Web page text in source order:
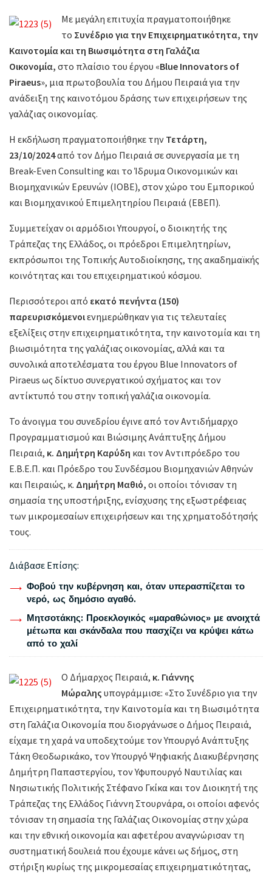
Με μεγάλη επιτυχία πραγματοποιήθηκε
το Συνέδριο για την Επιχειρηματικότητα, την
Καινοτομία και τη Βιωσιμότητα στη Γαλάζια
Οικονομία, στο πλαίσιο του έργου «Blue Innovators of
Piraeus», μια πρωτοβουλία του Δήμου Πειραιά για την
ανάδειξη της καινοτόμου δράσης των επιχειρήσεων της
γαλάζιας οικονομίας.
Η εκδήλωση πραγματοποιήθηκε την Τετάρτη,
23/10/2024από τον Δήμο Πειραιά σε συνεργασία με τη
Break-Even Consulting και το Ίδρυμα Οικονομικών και
Βιομηχανικών Ερευνών (ΙΟΒΕ), στον χώρο του Εμπορικού
και Βιομηχανικού Επιμελητηρίου Πειραιά (ΕΒΕΠ).
Συμμετείχαν οι αρμόδιοι Υπουργοί, ο διοικητής της
Τράπεζας της Ελλάδος, οι πρόεδροι Επιμελητηρίων,
εκπρόσωποι της Τοπικής Αυτοδιοίκησης, της ακαδημαϊκής
κοινότητας και του επιχειρηματικού κόσμου.
Περισσότεροι από εκατό πενήντα (150)
παρευρισκόμενοιενημερώθηκαν για τις τελευταίες
εξελίξεις στην επιχειρηματικότητα, την καινοτομία και τη
βιωσιμότητα της γαλάζιας οικονομίας, αλλά και τα
συνολικά αποτελέσματα του έργου Blue Innovators of
Piraeus ως δίκτυο συνεργατικού σχήματος και τον
αντίκτυπό του στην τοπική γαλάζια οικονομία.
Το άνοιγμα του συνεδρίου έγινε από τον Αντιδήμαρχο
Προγραμματισμού και Βιώσιμης Ανάπτυξης Δήμου
Πειραιά, κ. Δημήτρη Καρύδη και τον Αντιπρόεδρο του
Ε.Β.Ε.Π. και Πρόεδρο του Συνδέσμου Βιομηχανιών Αθηνών
και Πειραιώς, κ. Δημήτρη Μαθιό, οι οποίοι τόνισαν τη
σημασία της υποστήριξης, ενίσχυσης της εξωστρέφειας
των μικρομεσαίων επιχειρήσεων και της χρηματοδότησής
τους.
Διάβασε Επίσης:
Φοβού την κυβέρνηση και, όταν υπερασπίζεται το
νερό, ως δημόσιο αγαθό.
Μητσοτάκης: Προεκλογικός «μαραθώνιος» με ανοιχτά
μέτωπα και σκάνδαλα που πασχίζει να κρύψει κάτω
από το χαλί
Ο Δήμαρχος Πειραιά, κ. Γιάννης
Μώραλης υπογράμμισε: «Στο Συνέδριο για την
Επιχειρηματικότητα, την Καινοτομία και τη Βιωσιμότητα
στη Γαλάζια Οικονομία που διοργάνωσε ο Δήμος Πειραιά,
είχαμε τη χαρά να υποδεχτούμε τον Υπουργό Ανάπτυξης
Τάκη Θεοδωρικάκο, τον Υπουργό Ψηφιακής Διακυβέρνησης
Δημήτρη Παπαστεργίου, τον Υφυπουργό Ναυτιλίας και
Νησιωτικής Πολιτικής Στέφανο Γκίκα και τον Διοικητή της
Τράπεζας της Ελλάδος Γιάννη Στουρνάρα, οι οποίοι αφενός
τόνισαν τη σημασία της Γαλάζιας Οικονομίας στην χώρα
και την εθνική οικονομία και αφετέρου αναγνώρισαν τη
συστηματική δουλειά που έχουμε κάνει ως δήμος, στη
στήριξη κυρίως της μικρομεσαίας επιχειρηματικότητας,